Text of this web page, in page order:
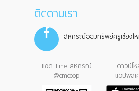
ติดตามเรา
สหกรณ์ออมทรัพย์ครูเชียงใ
แอด Line สหกรณ์
@cmcoop
ดาวน์โ
แอปพลิเ